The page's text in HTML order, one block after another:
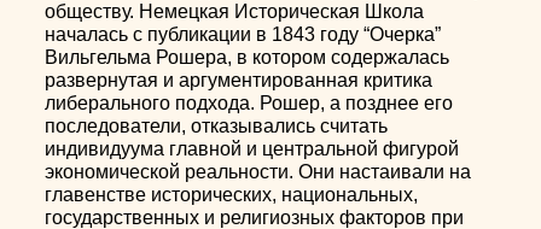
обществу. Немецкая Историческая Школа
началась с публикации в 1843 году “Очерка”
Вильгельма Рошера, в котором содержалась
развернутая и аргументированная критика
либерального подхода. Рошер, а позднее его
последователи, отказывались считать
индивидуума главной и центральной фигурой
экономической реальности. Они настаивали на
главенстве исторических, национальных,
государственных и религиозных факторов при